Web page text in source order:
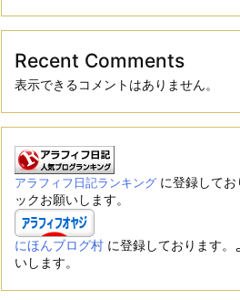
Recent Comments
表示できるコメントはありません。
アラフィフ日記ランキング に登録して
ックお願いします。
にほんブログ村 に登録しております
いします。